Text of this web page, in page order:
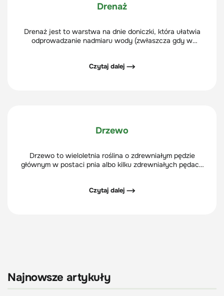
Drenaż
Drenaż jest to warstwa na dnie doniczki, która ułatwia
odprowadzanie nadmiaru wody (zwłaszcza gdy w
Czytaj dalej ⟶
Drzewo
Drzewo to wieloletnia roślina o zdrewniałym pędzie
głównym w postaci pnia albo kilku zdrewniałych pędach
roku.
Czytaj dalej ⟶
Najnowsze artykuły